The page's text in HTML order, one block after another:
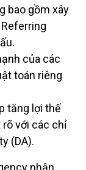
bao gồm xây
của các
toán riêng
tăng lợi thế
rõ với các chỉ
(DA).
nhận